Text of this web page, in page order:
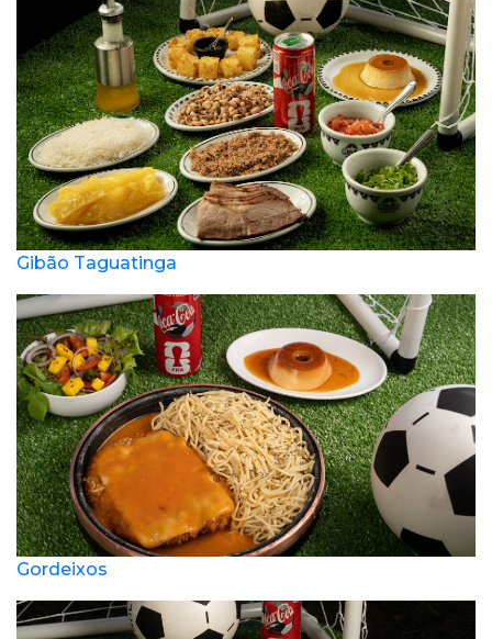
Gibão Taguatinga
Gordeixos